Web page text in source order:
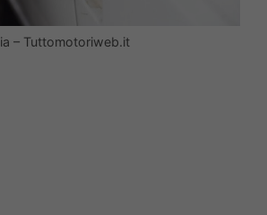
– Tuttomotoriweb.it